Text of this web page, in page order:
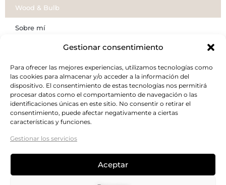
Gestionar consentimiento
Para ofrecer las mejores experiencias, utilizamos tecnologías como
las cookies para almacenar y/o acceder a la información del
dispositivo. El consentimiento de estas tecnologías nos permitirá
procesar datos como el comportamiento de navegación o las
identificaciones únicas en este sitio. No consentir o retirar el
consentimiento, puede afectar negativamente a ciertas
características y funciones.
Gestionar los servicios
Aceptar
Wood & Bulb
Sobre mí
Lámparas
Tienda
Contacto